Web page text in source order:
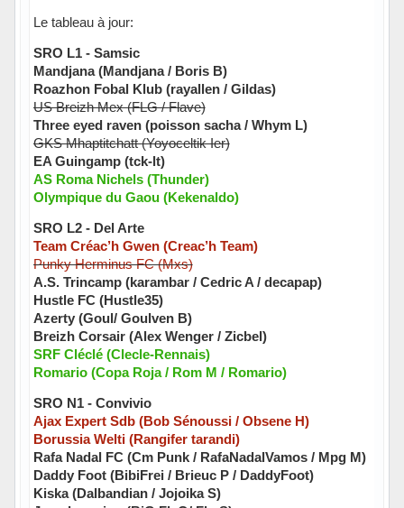
Le tableau à jour:
SRO L1 - Samsic
Mandjana (Mandjana / Boris B)
Roazhon Fobal Klub (rayallen / Gildas)
US Breizh Mex (FLG / Flave)
Three eyed raven (poisson sacha / Whym L)
GKS Mhaptitchatt (Yoyoceltik Ier)
EA Guingamp (tck-lt)
AS Roma Nichels (Thunder)
Olympique du Gaou (Kekenaldo)
SRO L2 - Del Arte
Team Créac’h Gwen (Creac’h Team)
Punky Herminus FC (Mxs)
A.S. Trincamp (karambar / Cedric A / decapap)
Hustle FC (Hustle35)
Azerty (Goul/ Goulven B)
Breizh Corsair (Alex Wenger / Zicbel)
SRF Cléclé (Clecle-Rennais)
Romario (Copa Roja / Rom M / Romario)
SRO N1 - Convivio
Ajax Expert Sdb (Bob Sénoussi / Obsene H)
Borussia Welti (Rangifer tarandi)
Rafa Nadal FC (Cm Punk / RafaNadalVamos / Mpg M)
Daddy Foot (BibiFrei / Brieuc P / DaddyFoot)
Kiska (Dalbandian / Jojoika S)